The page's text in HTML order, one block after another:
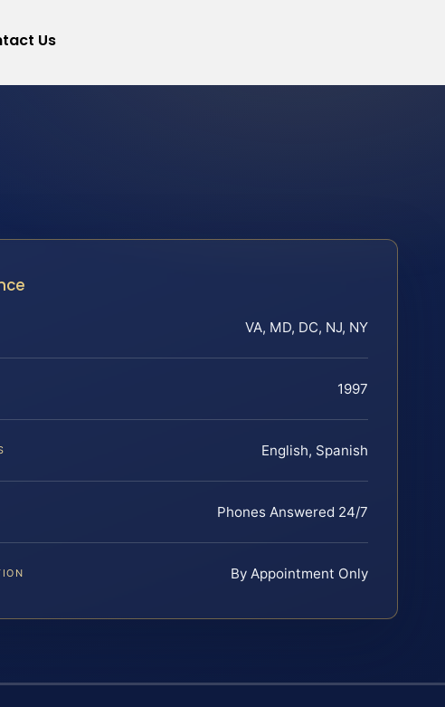
Us
VA, MD, DC, NJ, NY
1997
English, Spanish
Phones Answered 24/7
By Appointment Only